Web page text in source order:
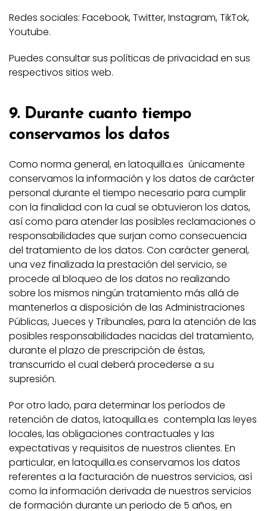
Redes sociales: Facebook, Twitter, Instagram, TikTok,
Youtube.
Puedes consultar sus políticas de privacidad en sus
respectivos sitios web.
9. Durante cuanto tiempo
conservamos los datos
Como norma general, en latoquilla.es únicamente
conservamos la información y los datos de carácter
personal durante el tiempo necesario para cumplir
con la finalidad con la cual se obtuvieron los datos,
así como para atender las posibles reclamaciones o
responsabilidades que surjan como consecuencia
del tratamiento de los datos. Con carácter general,
una vez finalizada la prestación del servicio, se
procede al bloqueo de los datos no realizando
sobre los mismos ningún tratamiento más allá de
mantenerlos a disposición de las Administraciones
Públicas, Jueces y Tribunales, para la atención de las
posibles responsabilidades nacidas del tratamiento,
durante el plazo de prescripción de éstas,
transcurrido el cual deberá procederse a su
supresión.
Por otro lado, para determinar los períodos de
retención de datos, latoquilla.es contempla las leyes
locales, las obligaciones contractuales y las
expectativas y requisitos de nuestros clientes. En
particular, en latoquilla.es conservamos los datos
referentes a la facturación de nuestros servicios, así
como la información derivada de nuestros servicios
de formación durante un periodo de 5 años, en